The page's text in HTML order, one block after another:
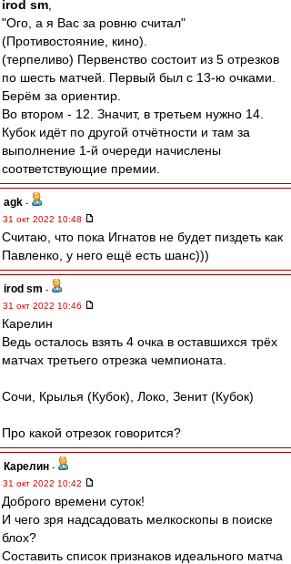
irod sm
"Ого, а я Вас за ровню считал"
(Противостояние, кино).
(терпеливо) Первенство состоит из 5 отрезков
по шесть матчей. Первый был с 13-ю очками.
Берём за ориентир.
Во втором - 12. Значит, в третьем нужно 14.
Кубок идёт по другой отчётности и там за
выполнение 1-й очереди начислены
соответствующие премии.
agk -
31 окт 2022 10:48
Считаю, что пока Игнатов не будет пиздеть как
Павленко, у него ещё есть шанс)))
irod sm -
31 окт 2022 10:46
Карелин
Ведь осталось взять 4 очка в оставшихся трёх
матчах третьего отрезка чемпионата.
Сочи, Крылья (Кубок), Локо, Зенит (Кубок)
Про какой отрезок говорится?
Карелин -
31 окт 2022 10:42
Доброго времени суток!
И чего зря надсадовать мелкоскопы в поиске
блох?
Составить список признаков идеального матча